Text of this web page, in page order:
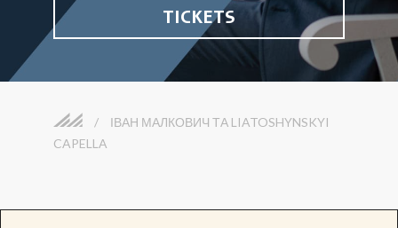
TICKETS
/
ІВАН МАЛКОВИЧ ТА LIATOSHYNSKYI
CAPELLA